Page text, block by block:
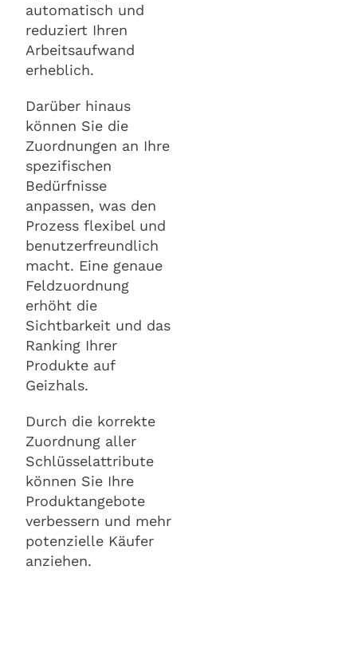
automatisch und
reduziert Ihren
Arbeitsaufwand
erheblich.
Darüber hinaus
können Sie die
Zuordnungen an Ihre
spezifischen
Bedürfnisse
anpassen, was den
Prozess flexibel und
benutzerfreundlich
macht. Eine genaue
Feldzuordnung
erhöht die
Sichtbarkeit und das
Ranking Ihrer
Produkte auf
Geizhals.
Durch die korrekte
Zuordnung aller
Schlüsselattribute
können Sie Ihre
Produktangebote
verbessern und mehr
potenzielle Käufer
anziehen.